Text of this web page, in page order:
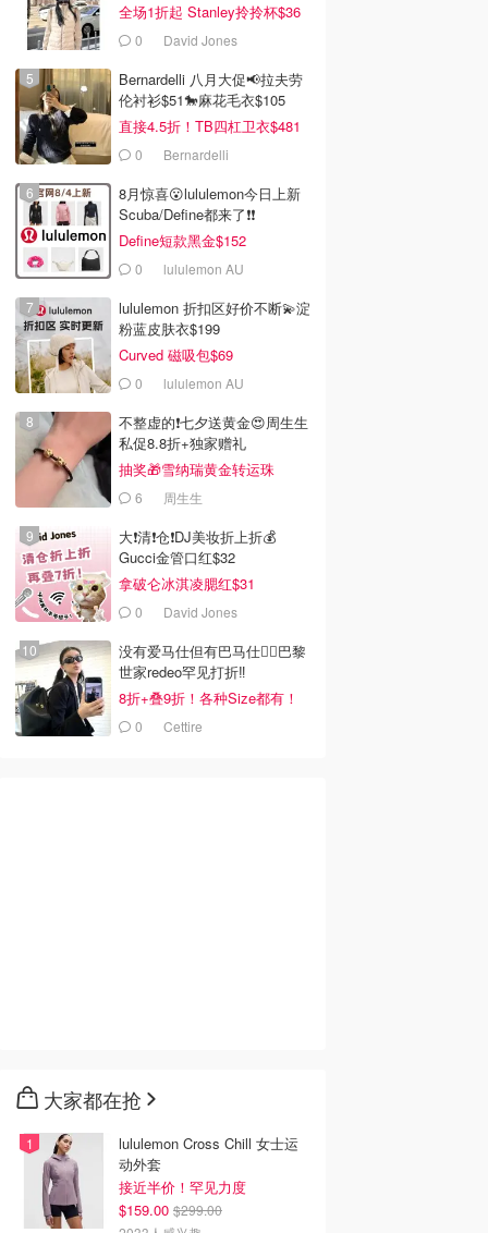
全场1折起 Stanley拎拎杯$36
0 David Jones
Bernardelli 八月大促📢拉夫劳
伦衬衫$51🐎麻花毛衣$105
直接4.5折！TB四杠卫衣$481
0 Bernardelli
8月惊喜😮lululemon今日上新
Scuba/Define都来了❗️❗️
Define短款黑金$152
0 lululemon AU
lululemon 折扣区好价不断💫淀
粉蓝皮肤衣$199
Curved 磁吸包$69
0 lululemon AU
不整虚的❗️七夕送黄金😍周生生
私促8.8折+独家赠礼
抽奖🎁雪纳瑞黄金转运珠
6 周生生
大❗清❗仓❗DJ美妆折上折💰
Gucci金管口红$32
拿破仑冰淇凌腮红$31
0 David Jones
没有爱马仕但有巴马仕❤️‍🔥巴黎
世家redeo罕见打折‼️
8折+叠9折！各种Size都有！
0 Cettire
大家都在抢
lululemon Cross Chill 女士运
动外套
接近半价！罕见力度
$159.00 $299.00